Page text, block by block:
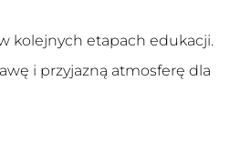
kolejnych etapach edukacji.
i przyjazną atmosferę dla